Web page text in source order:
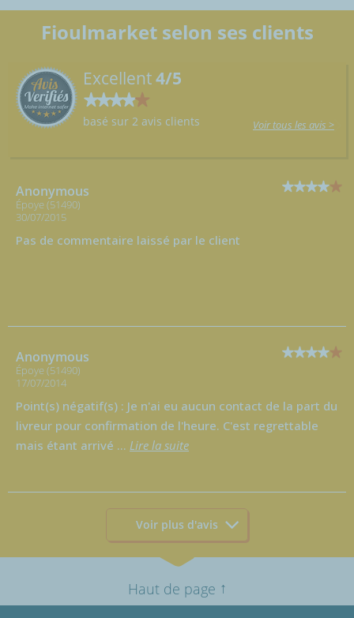
Fioulmarket selon ses clients
Excellent4/5
basé sur 2 avis clients Voir tous les avis >
Anonymous
Époye (51490)
30/07/2015
Pas de commentaire laissé par le client
Anonymous
Époye (51490)
17/07/2014
Point(s) négatif(s) : Je n'ai eu aucun contact de la part du
livreur pour confirmation de l'heure. C'est regrettable
mais étant arrivé ... Lire la suite
Voir plus d'avis
Haut de page ↑